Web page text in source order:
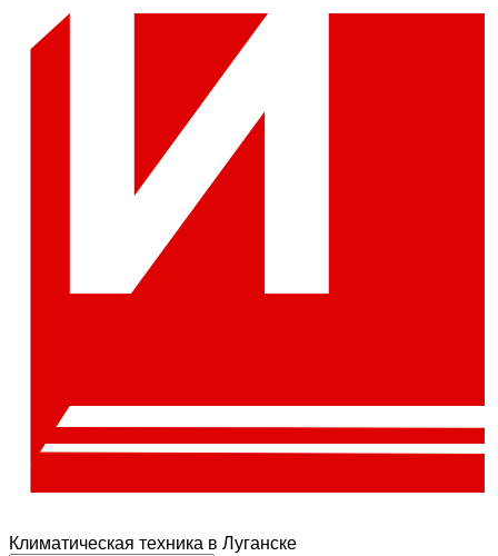
Климатическая техника в Луганске